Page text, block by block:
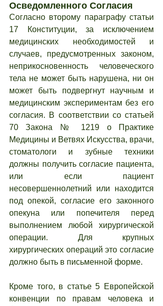
Осведомленного Согласия
Согласно второму параграфу статьи
17 Конституции, за исключением
медицинских необходимостей и
случаев, предусмотренных законом,
неприкосновенность человеческого
тела не может быть нарушена, ни он
может быть подвергнут научным и
медицинским экспериментам без его
согласия. В соответствии со статьей
70 Закона № 1219 о Практике
Медицины и Ветвях Искусства, врачи,
стоматологи и зубные техники
должны получить согласие пациента,
или если пациент
несовершеннолетний или находится
под опекой, согласие его законного
опекуна или попечителя перед
выполнением любой хирургической
операции. Для крупных
хирургических операций это согласие
должно быть в письменной форме.
Кроме того, в статье 5 Европейской
конвенции по правам человека и